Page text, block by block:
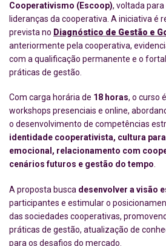
Cooperativismo (Escoop), voltada
lideranças da cooperativa. A iniciativa é
prevista no Diagnóstico de Gestão e
anteriormente pela cooperativa,
com a qualificação permanente e o
práticas de gestão.
Com carga horária de 18 horas, o curso
workshops presenciais e online,
o desenvolvimento de competências
identidade cooperativista, cultura
emocional, relacionamento com
cenários futuros e gestão do tempo.
A proposta busca desenvolver a visão
participantes e estimular o
das sociedades cooperativas,
práticas de gestão, atualização de
para os desafios do mercado.